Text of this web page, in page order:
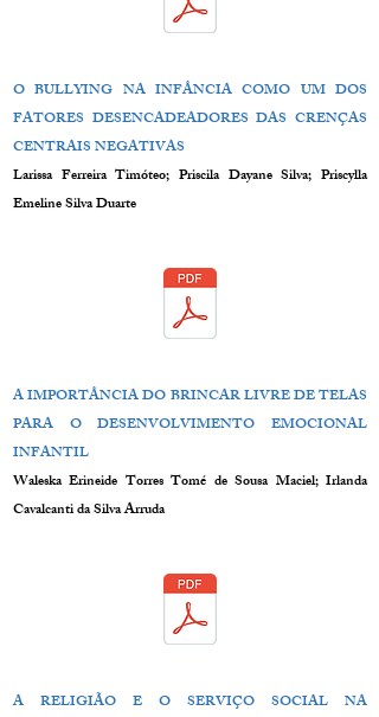
O BULLYING NA INFÂNCIA COMO UM DOS
FATORES DESENCADEADORES DAS CRENÇAS
CENTRAIS NEGATIVAS
Larissa Ferreira Timóteo; Priscila Dayane Silva; Priscylla
Emeline Silva Duarte
A IMPORTÂNCIA DO BRINCAR LIVRE DE TELAS
PARA O DESENVOLVIMENTO EMOCIONAL
INFANTIL
Waleska Erineide Torres Tomé de Sousa Maciel; Irlanda
Cavalcanti da Silva Arruda
A RELIGIÃO E O SERVIÇO SOCIAL NA